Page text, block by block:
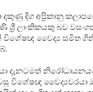
දකුණු දිග අප්‍රිකානු
ශ්‍රී ලාංකිකයකු බව
විශේෂඥ වෛද්‍ය සමිත
දැනටමත්
විශේෂඥ වෛද්‍යවරයා